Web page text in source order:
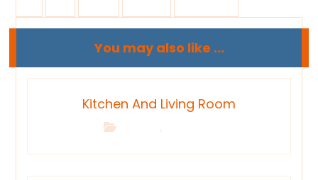
You may also like ...
Kitchen And Living Room
,